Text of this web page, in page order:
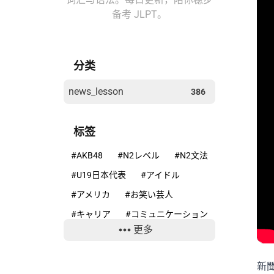
备考 JLPT。
分类
news_lesson 386
标签
#AKB48 #N2レベル
#N2文法
#U19日本代表
#アイドル
#アメリカ
#お笑い芸人
#キャリア
#コミュニケーション
#コンプライアンス更多
新